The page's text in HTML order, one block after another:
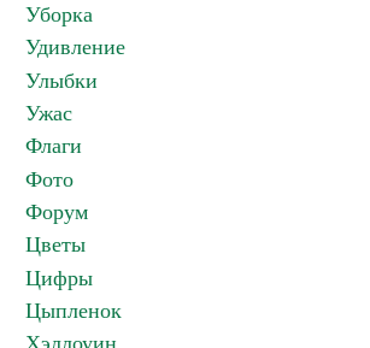
Уборка
Удивление
Улыбки
Ужас
Флаги
Фото
Форум
Цветы
Цифры
Цыпленок
Хэллоуин